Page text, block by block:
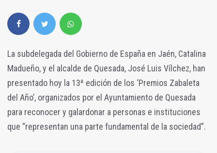
La subdelegada del Gobierno de España en Jaén, Catalina
Madueño, y el alcalde de Quesada, José Luis Vílchez, han
presentado hoy la 13ª edición de los ‘Premios Zabaleta
del Año’, organizados por el Ayuntamiento de Quesada
para reconocer y galardonar a personas e instituciones
que “representan una parte fundamental de la sociedad”.